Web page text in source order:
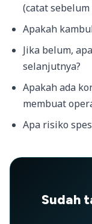
(catat sebelum
Apakah
Jika belum,
selanjutnya?
Apakah ada
membuat
Apa risiko
Sudah